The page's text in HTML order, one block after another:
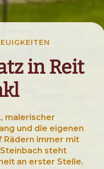
in Reit
malerischer
und die eigenen
Rädern immer mit
steht
an erster Stelle.